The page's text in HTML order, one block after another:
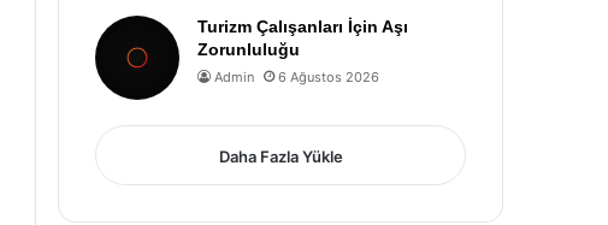
Turizm Çalışanları İçin Aşı
Zorunluluğu
Admin 6 Ağustos 2026
Daha Fazla Yükle